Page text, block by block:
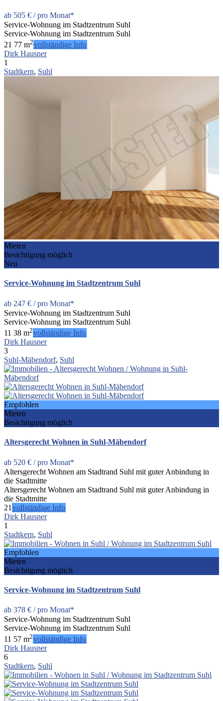
ab 505 € / pro Monat*
Service-Wohnung im Stadtzentrum Suhl
Service-Wohnung im Stadtzentrum Suhl
21 77 m2vollständige Info
Dirk Hausner
1
Stadtkern, Suhl
Mieten
Besichtigung möglich
Neu
Service-Wohnung im Stadtzentrum Suhl
ab 247 € / pro Monat*
Service-Wohnung im Stadtzentrum Suhl
Service-Wohnung im Stadtzentrum Suhl
11 38 m2vollständige Info
Dirk Hausner
3
Suhl-Mäbendorf, Suhl
Empfohlen
Mieten
Besichtigung möglich
Altersgerecht Wohnen in Suhl-Mäbendorf
ab 520 € / pro Monat*
Altersgerecht Wohnen am Stadtrand Suhl mit guter Anbindung in
die Stadtmitte
Altersgerecht Wohnen am Stadtrand Suhl mit guter Anbindung in
die Stadtmitte
21 vollständige Info
Dirk Hausner
1
Stadtkern, Suhl
Empfohlen
Mieten
Besichtigung möglich
Service-Wohnung im Stadtzentrum Suhl
ab 378 € / pro Monat*
Service-Wohnung im Stadtzentrum Suhl
Service-Wohnung im Stadtzentrum Suhl
11 57 m2vollständige Info
Dirk Hausner
6
Stadtkern, Suhl